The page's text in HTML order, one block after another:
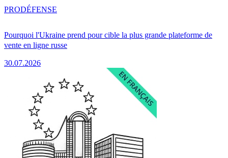
Pourquoi l'Ukraine prend pour cible la plus grande plateforme de
vente en ligne russe
30.07.2026
PRODÉFENSE